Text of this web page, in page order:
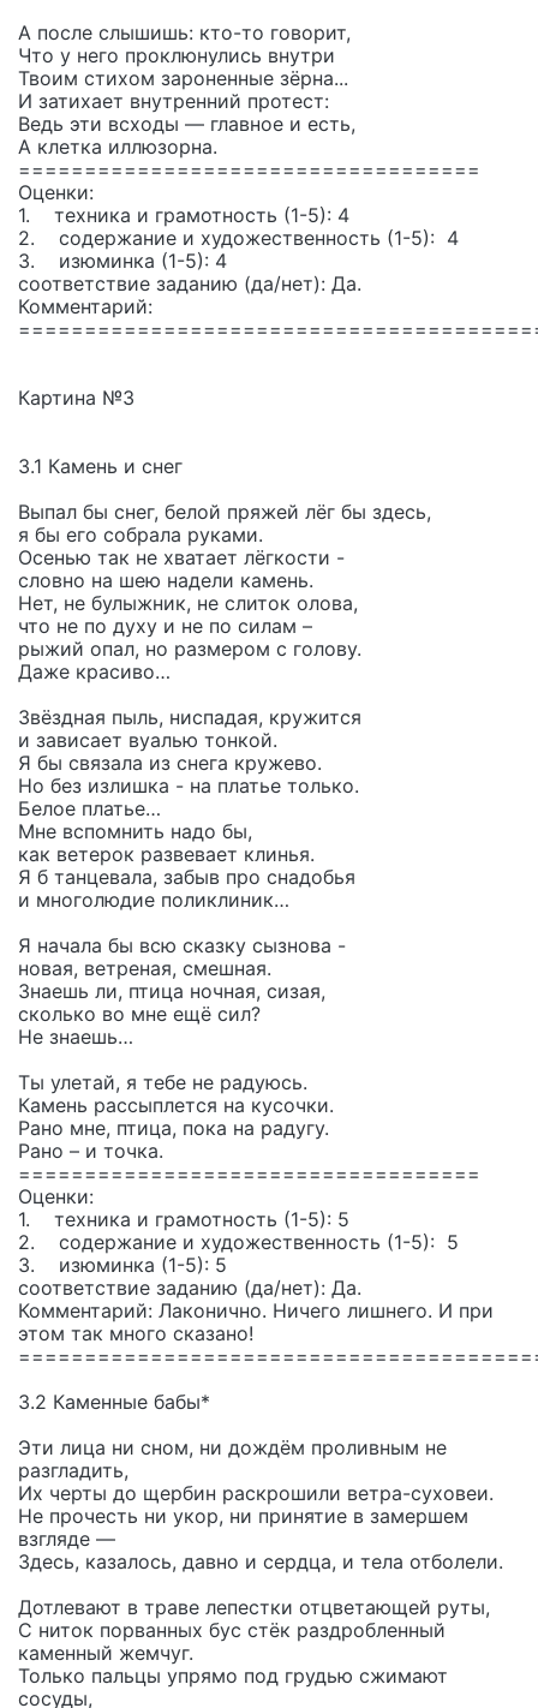
А после слышишь: кто-то говорит,
Что у него проклюнулись внутри
Твоим стихом зароненные зёрна...
И затихает внутренний протест:
Ведь эти всходы — главное и есть,
А клетка иллюзорна.
===================================
Оценки:
1. техника и грамотность (1-5): 4
2. содержание и художественность (1-5): 4
3. изюминка (1-5): 4
соответствие заданию (да/нет): Да.
Комментарий:
Картина №3
3.1 Камень и снег
Выпал бы снег, белой пряжей лёг бы здесь,
я бы его собрала руками.
Осенью так не хватает лёгкости -
словно на шею надели камень.
Нет, не булыжник, не слиток олова,
что не по духу и не по силам –
рыжий опал, но размером с голову.
Даже красиво…
Звёздная пыль, ниспадая, кружится
и зависает вуалью тонкой.
Я бы связала из снега кружево.
Но без излишка - на платье только.
Белое платье…
Мне вспомнить надо бы,
как ветерок развевает клинья.
Я б танцевала, забыв про снадобья
и многолюдие поликлиник…
Я начала бы всю сказку сызнова -
новая, ветреная, смешная.
Знаешь ли, птица ночная, сизая,
сколько во мне ещё сил?
Не знаешь…
Ты улетай, я тебе не радуюсь.
Камень рассыплется на кусочки.
Рано мне, птица, пока на радугу.
Рано – и точка.
===================================
Оценки:
1. техника и грамотность (1-5): 5
2. содержание и художественность (1-5): 5
3. изюминка (1-5): 5
соответствие заданию (да/нет): Да.
Комментарий: Лаконично. Ничего лишнего. И при
этом так много сказано!
3.2 Каменные бабы*
Эти лица ни сном, ни дождём проливным не
разгладить,
Их черты до щербин раскрошили ветра-суховеи.
Не прочесть ни укор, ни принятие в замершем
взгляде —
Здесь, казалось, давно и сердца, и тела отболели.
Дотлевают в траве лепестки отцветающей руты,
С ниток порванных бус стёк раздробленный
каменный жемчуг.
Только пальцы упрямо под грудью сжимают
сосуды,